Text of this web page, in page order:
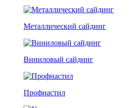
Металлический сайдинг
Виниловый сайдинг
Профнастил